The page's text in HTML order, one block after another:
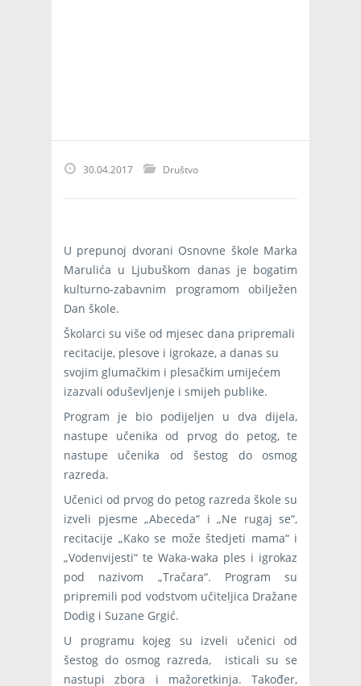
30.04.2017 Društvo
U prepunoj dvorani Osnovne škole Marka
Marulića u Ljubuškom danas je bogatim
kulturno-zabavnim programom obilježen
Dan škole.
Školarci su više od mjesec dana pripremali
recitacije, plesove i igrokaze, a danas su
svojim glumačkim i plesačkim umijećem
izazvali oduševljenje i smijeh publike.
Program je bio podijeljen u dva dijela,
nastupe učenika od prvog do petog, te
nastupe učenika od šestog do osmog
razreda.
Učenici od prvog do petog razreda škole su
izveli pjesme „Abeceda“ i „Ne rugaj se“,
recitacije „Kako se može štedjeti mama“ i
„Vodenvijesti“ te Waka-waka ples i igrokaz
pod nazivom „Tračara“. Program su
pripremili pod vodstvom učiteljica Dražane
Dodig i Suzane Grgić.
U programu kojeg su izveli učenici od
šestog do osmog razreda, isticali su se
nastupi zbora i mažoretkinja. Također,